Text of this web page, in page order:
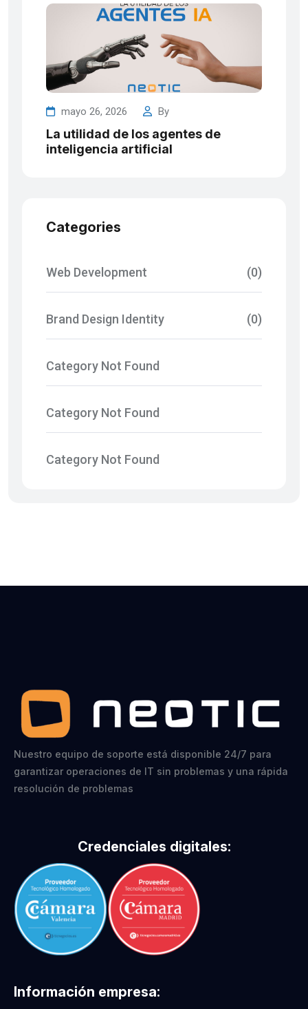
mayo 26, 2026 By
La utilidad de los agentes de
inteligencia artificial
Categories
Web Development (0)
Brand Design Identity (0)
Category Not Found
Category Not Found
Category Not Found
Nuestro equipo de soporte está disponible 24/7 para
garantizar operaciones de IT sin problemas y una rápida
resolución de problemas
Credenciales digitales:
Información empresa: